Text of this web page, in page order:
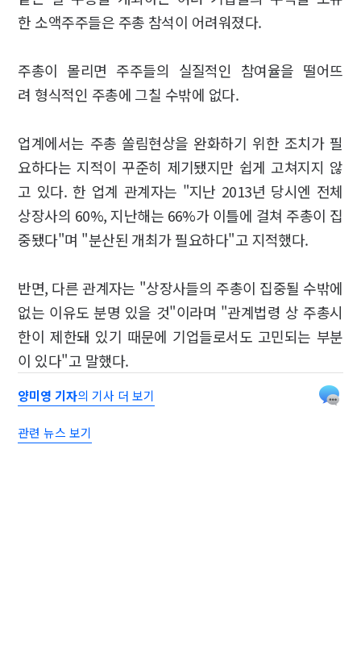
한 소액주주들은 주총 참석이 어려워졌다.
주총이 몰리면 주주들의 실질적인 참여율을 떨어뜨
려 형식적인 주총에 그칠 수밖에 없다.
업계에서는 주총 쏠림현상을 완화하기 위한 조치가 필
요하다는 지적이 꾸준히 제기됐지만 쉽게 고쳐지지 않
고 있다. 한 업계 관계자는 "지난 2013년 당시엔 전체
상장사의 60%, 지난해는 66%가 이틀에 걸쳐 주총이 집
중됐다"며 "분산된 개최가 필요하다"고 지적했다.
반면, 다른 관계자는 "상장사들의 주총이 집중될 수밖에
없는 이유도 분명 있을 것"이라며 "관계법령 상 주총시
한이 제한돼 있기 때문에 기업들로서도 고민되는 부분
이 있다"고 말했다.
양미영 기자의 기사 더 보기
관련 뉴스 보기